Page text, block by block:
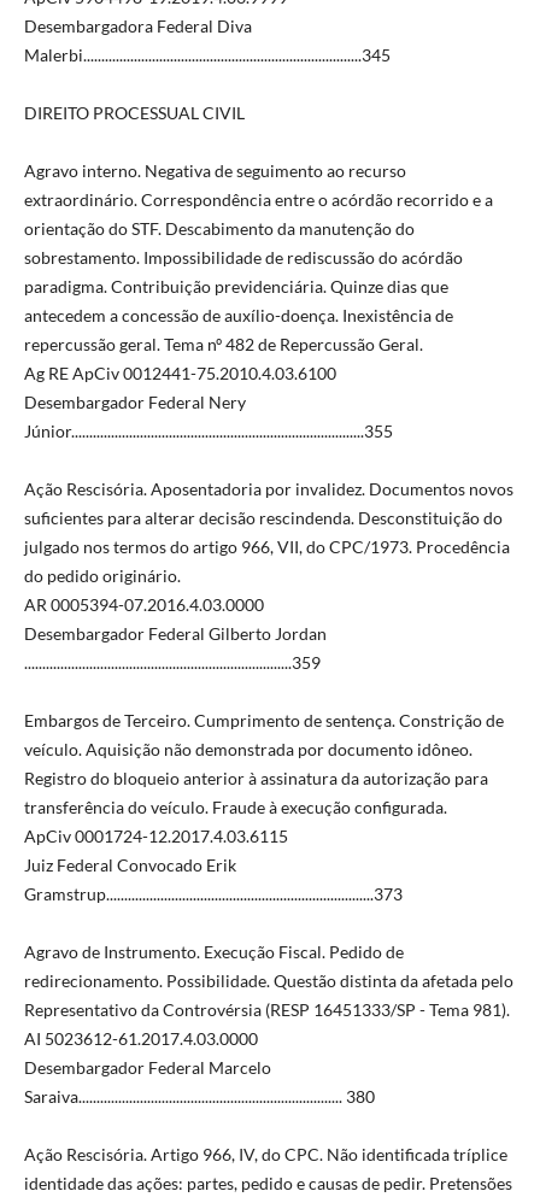
Desembargadora Federal Diva
Malerbi.............................................................................345
DIREITO PROCESSUAL CIVIL
Agravo interno. Negativa de seguimento ao recurso
extraordinário. Correspondência entre o acórdão recorrido e a
orientação do STF. Descabimento da manutenção do
sobrestamento. Impossibilidade de rediscussão do acórdão
paradigma. Contribuição previdenciária. Quinze dias que
antecedem a concessão de auxílio-doença. Inexistência de
repercussão geral. Tema nº 482 de Repercussão Geral.
Ag RE ApCiv 0012441-75.2010.4.03.6100
Desembargador Federal Nery
Júnior.................................................................................355
Ação Rescisória. Aposentadoria por invalidez. Documentos novos
suficientes para alterar decisão rescindenda. Desconstituição do
julgado nos termos do artigo 966, VII, do CPC/1973. Procedência
do pedido originário.
AR 0005394-07.2016.4.03.0000
Desembargador Federal Gilberto Jordan
..........................................................................359
Embargos de Terceiro. Cumprimento de sentença. Constrição de
veículo. Aquisição não demonstrada por documento idôneo.
Registro do bloqueio anterior à assinatura da autorização para
transferência do veículo. Fraude à execução configurada.
ApCiv 0001724-12.2017.4.03.6115
Juiz Federal Convocado Erik
Gramstrup..........................................................................373
Agravo de Instrumento. Execução Fiscal. Pedido de
redirecionamento. Possibilidade. Questão distinta da afetada pelo
Representativo da Controvérsia (RESP 16451333/SP - Tema 981).
AI 5023612-61.2017.4.03.0000
Desembargador Federal Marcelo
Saraiva......................................................................... 380
Ação Rescisória. Artigo 966, IV, do CPC. Não identificada tríplice
identidade das ações: partes, pedido e causas de pedir. Pretensões